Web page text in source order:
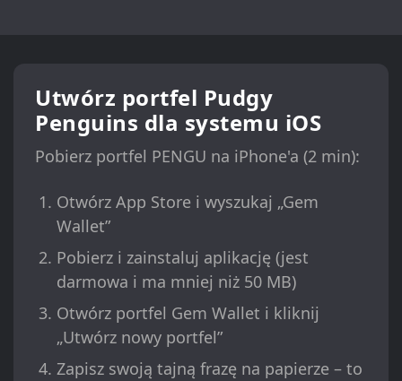
Utwórz portfel Pudgy
Penguins dla systemu iOS
Pobierz portfel PENGU na iPhone'a (2 min):
Otwórz App Store i wyszukaj „Gem
Wallet”
Pobierz i zainstaluj aplikację (jest
darmowa i ma mniej niż 50 MB)
Otwórz portfel Gem Wallet i kliknij
„Utwórz nowy portfel”
Zapisz swoją tajną frazę na papierze – to